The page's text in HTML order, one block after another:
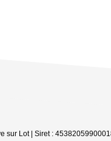
Lot | Siret :